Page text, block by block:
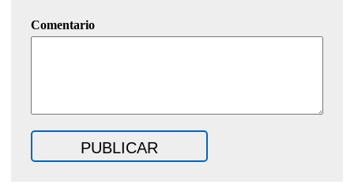
Comentario